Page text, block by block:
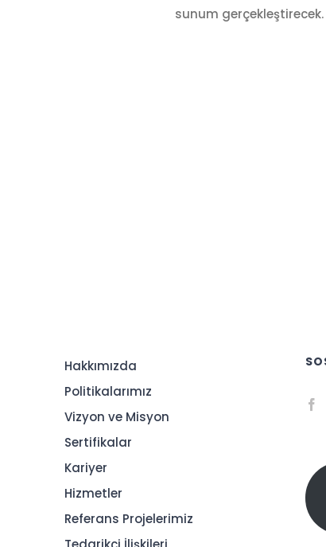
sunum gerçekleştirecek.
Hakkımızda
Politikalarımız
Vizyon ve Misyon
Sertifikalar
Kariyer
Hizmetler
Referans Projelerimiz